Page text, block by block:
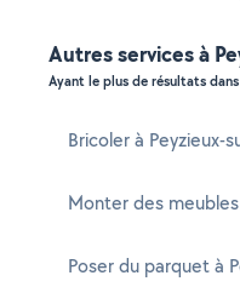
Autres services à
Ayant le plus de résultats
Bricoler à Peyzieux-
Monter des
Poser du parquet à